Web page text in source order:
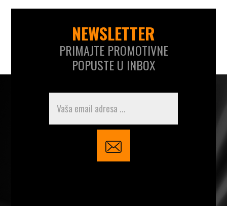
NEWSLETTER
PRIMAJTE PROMOTIVNE
POPUSTE U INBOX